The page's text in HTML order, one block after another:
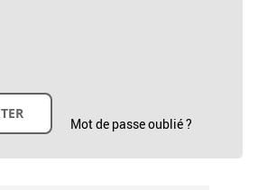
Mot de passe oublié ?